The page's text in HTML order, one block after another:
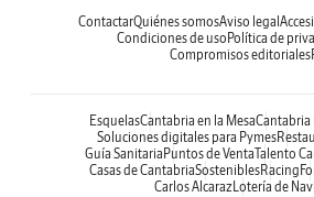
ContactarQuiénes somosAviso legal
Condiciones de uso Política de
Compromisos editoriales
EsquelasCantabria en la MesaCantabria
Soluciones digitales para Pymes
Guía Sanitaria Puntos de VentaTalento
Casas de CantabriaSosteniblesRacing
Carlos AlcarazLotería de